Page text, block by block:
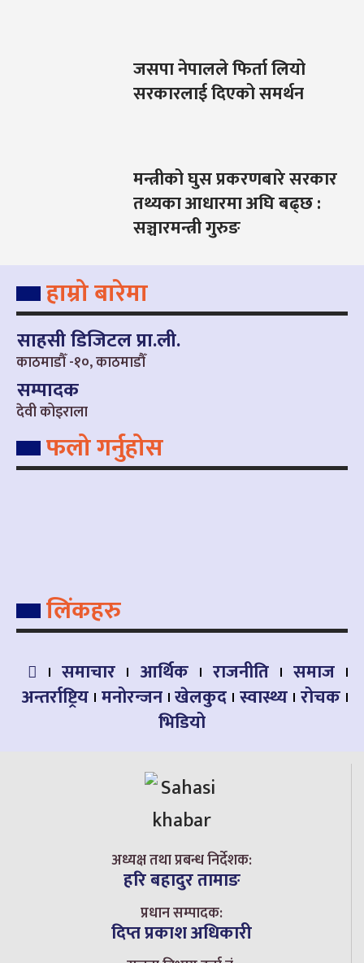
जसपा नेपालले फिर्ता लियो
सरकारलाई दिएको समर्थन
मन्त्रीको घुस प्रकरणबारे सरकार
तथ्यका आधारमा अघि बढ्छ :
सञ्चारमन्त्री गुरुङ
हाम्रो बारेमा
साहसी डिजिटल प्रा.ली.
काठमाडौँ -१०, काठमाडौँ
सम्पादक
देवी कोइराला
फलो गर्नुहोस
लिंकहरु
समाचार आर्थिक राजनीति
समाज
अन्तर्राष्ट्रिय मनोरन्जन खेलकुद स्वास्थ्य रोचक
भिडियो
अध्यक्ष तथा प्रबन्ध निर्देशक:
हरि बहादुर तामाङ
प्रधान सम्पादक:
दिप्त प्रकाश अधिकारी